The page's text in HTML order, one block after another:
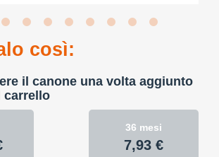
così:
il canone una volta aggiunto
carrello
36 mesi
7,93 €